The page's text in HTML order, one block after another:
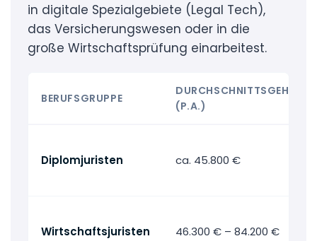
in digitale Spezialgebiete (Legal Tech),
das Versicherungswesen oder in die
große Wirtschaftsprüfung einarbeitest.
BERUFSGRUPPE
DURCHSCHNITTSGEHALT
(P.A.)
Diplomjuristen ca. 45.800 €
Wirtschaftsjuristen 46.300 € – 84.200 €